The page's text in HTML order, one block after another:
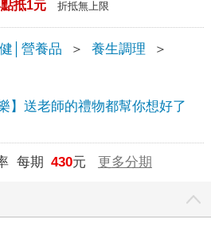
抵1元 折抵無上限
│營養品 ＞ 養生調理
＞
】送老師的禮物都幫你想好了
每期 430元 更多分期